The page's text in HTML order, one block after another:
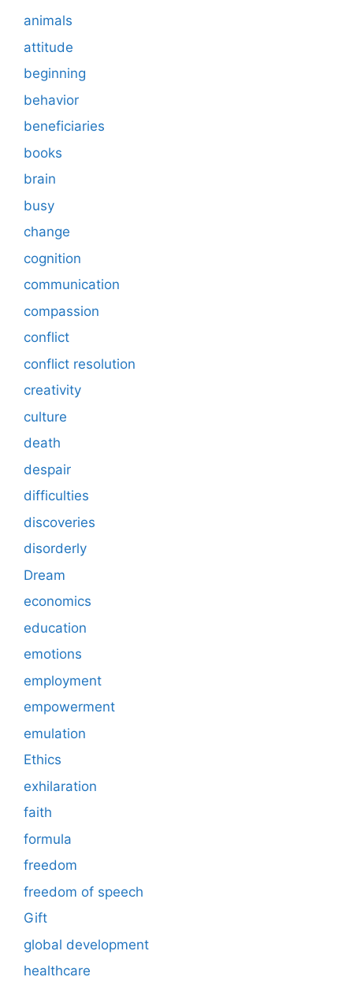
animals
attitude
beginning
behavior
beneficiaries
books
brain
busy
change
cognition
communication
compassion
conflict
conflict resolution
creativity
culture
death
despair
difficulties
discoveries
disorderly
Dream
economics
education
emotions
employment
empowerment
emulation
Ethics
exhilaration
faith
formula
freedom
freedom of speech
Gift
global development
healthcare